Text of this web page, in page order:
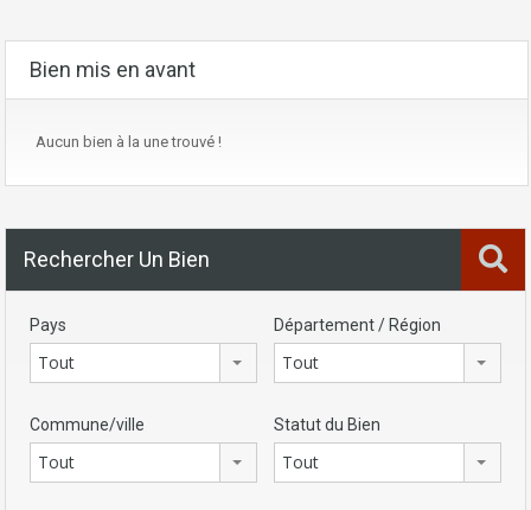
Bien mis en avant
Aucun bien à la une trouvé !
Rechercher Un Bien
Pays
Tout
Département / Région
Tout
Commune/ville
Tout
Statut du Bien
Tout